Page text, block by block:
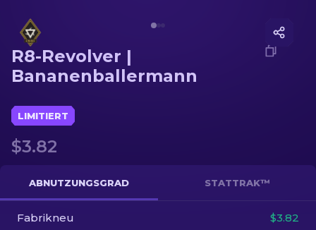
Scharfschützengewehr
Handschuh
Andere
R8-Revolver |
Bananenballermann
LIMITIERT
$3.82
ABNUTZUNGSGRAD STATTRAK™
Fabrikneu $3.82